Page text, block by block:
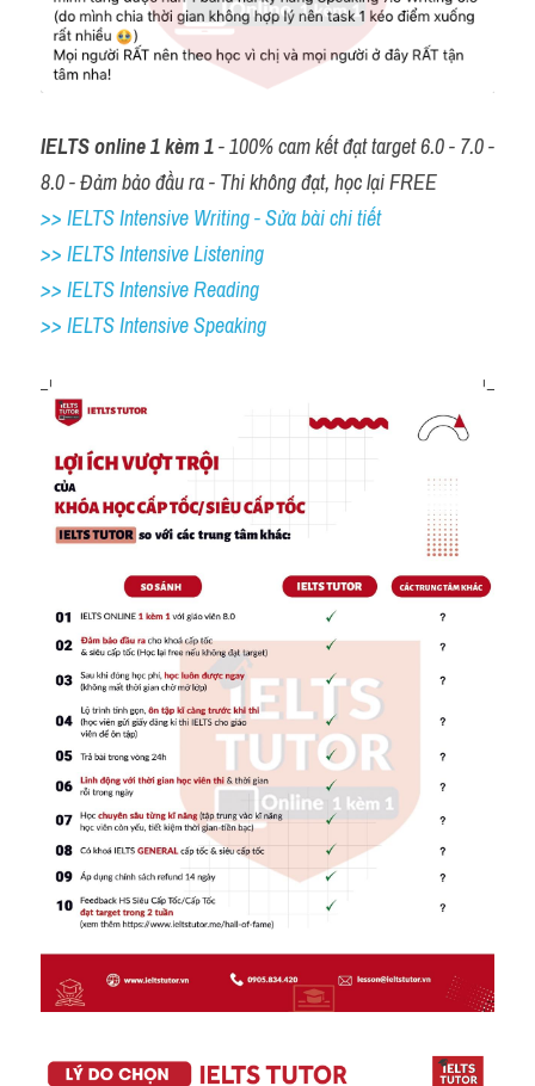
IELTS online 1 kèm 1 - 100% cam kết đạt target 6.0 - 7.0 -
8.0 - Đảm bảo đầu ra - Thi không đạt, học lại FREE
>> IELTS Intensive Writing - Sửa bài chi tiết
>> IELTS Intensive Listening
>> IELTS Intensive Reading
>> IELTS Intensive Speaking